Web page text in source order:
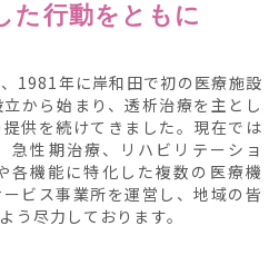
た行動をともに
1981年に岸和田で初の医療施設
から始まり、透析治療を主とし
供を続けてきました。現在では
急性期治療、リハビリテーショ
各機能に特化した複数の医療機
ビス事業所を運営し、地域の皆
う尽力しております。